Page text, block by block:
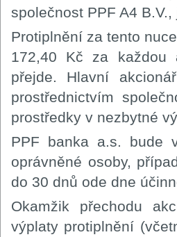
společnost PPF A4
Protiplnění za tento
172,40 Kč za každou
přejde. Hlavní
prostřednictvím
prostředky v nezbytné
PPF banka a.s. bude
oprávněné osoby,
do 30 dnů ode dne
Okamžik přechodu
výplaty protiplnění